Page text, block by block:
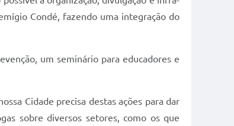
Condé, fazendo uma integração do
um seminário para educadores e
Cidade precisa destas ações para dar
sobre diversos setores, como os que